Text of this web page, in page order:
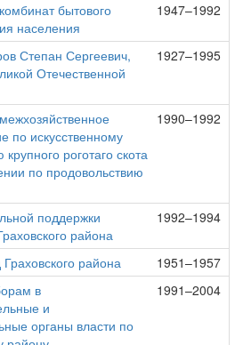
бытового
населения
1947–1992
Степан Сергеевич,
Отечественной
1927–1995
по искусственному
роготаго скота
по продовольствию
1990–1992
поддержки
района
1992–1994
района
1951–1957
в
и
органы власти по
1991–2004